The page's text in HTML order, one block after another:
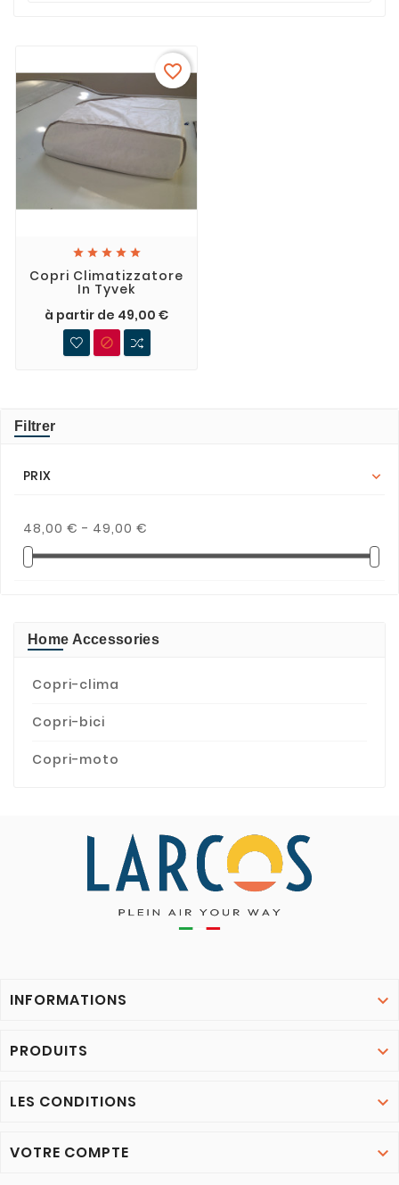
    
Copri Climatizzatore
In Tyvek
à partir de 49,00 €

favorite_border
Filtrer
PRIX 
48,00 € - 49,00 €
Home Accessories
Copri-clima
Copri-bici
Copri-moto
INFORMATIONS 
PRODUITS 
LES CONDITIONS 
VOTRE COMPTE 